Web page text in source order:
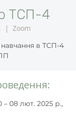
ТСП-4
  |
Zoom
навчання в ТСП-4
– 08 лют. 2025 р.,